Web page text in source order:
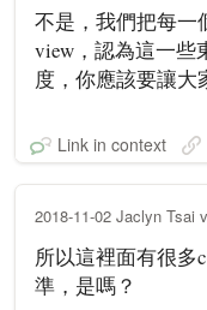
不是，我們把每一
view，認為這一些
度，你應該要讓大
Link in context
2018-11-02 Jaclyn Tsai
所以這裡面有很多
準，是嗎？